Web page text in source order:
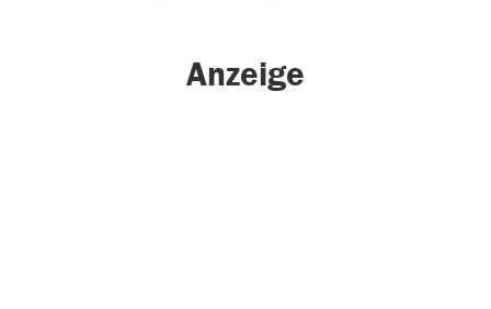
Anzeige